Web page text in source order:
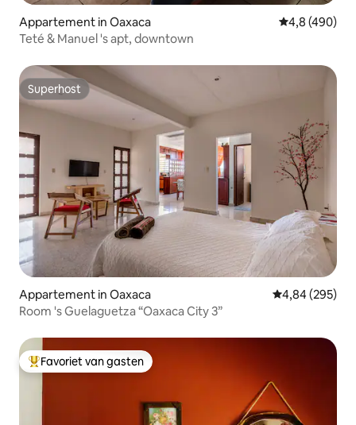
Appartement in Oaxaca Gemiddelde
4,8 (490)
Teté & Manuel 's apt, downtown
Superhost
Superhost
Appartement in Oaxaca Gemiddelde
4,84 (295)
Room 's Guelaguetza “Oaxaca City 3”
Topfavoriet van gasten
Favoriet van gasten